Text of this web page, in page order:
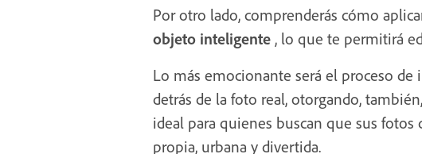
Por otro lado, comprenderás cómo
objeto inteligente , lo que te permitirá
Lo más emocionante será el proceso de
detrás de la foto real, otorgando,
ideal para quienes buscan que sus
propia, urbana y divertida.